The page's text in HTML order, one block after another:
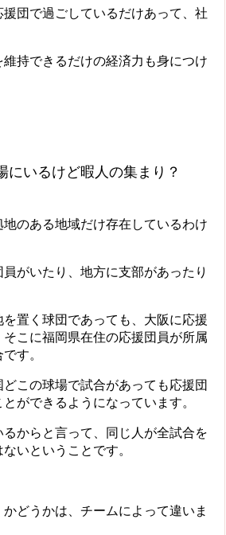
団で過ごしているだけあって、社
持できるだけの経済力も身につけ
にいるけど暇人の集まり？
のある地域だけ存在しているわけ
がいたり、地方に支部があったり
置く球団であっても、大阪に応援
こに福岡県在住の応援団員が所属
す。
この球場で試合があっても応援団
ができるようになっています。
からと言って、同じ人が全試合を
いということです。
どうかは、チームによって違いま